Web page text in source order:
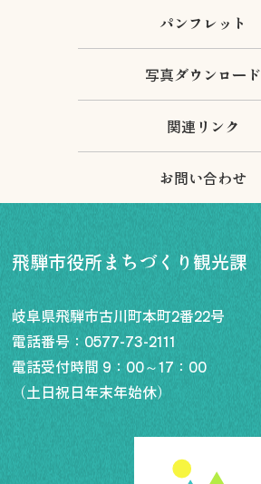
パンフレット
写真ダウンロード
関連リンク
お問い合わせ
飛騨市役所まちづくり観光課
岐阜県飛騨市古川町本町2番22号
電話番号： 0577-73-2111
電話受付時間 9：00～17：00
（土日祝日年末年始休）